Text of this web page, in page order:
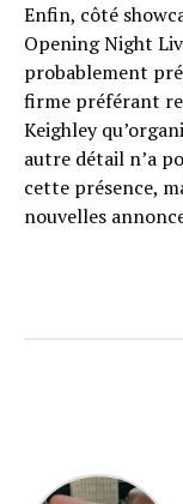
Enfin, côté
Opening Night
probablement
firme préférant
Keighley
autre détail n’a
cette présence,
nouvelles